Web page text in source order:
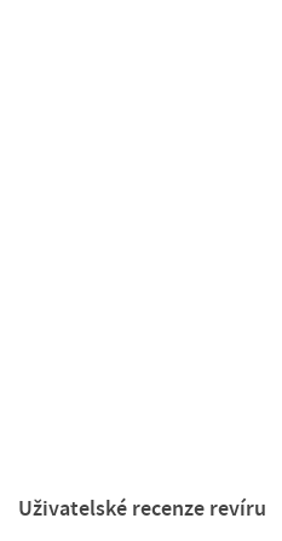
Uživatelské recenze revíru